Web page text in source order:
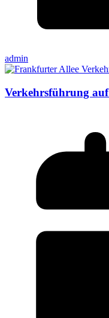
admin
Verkehrsführung